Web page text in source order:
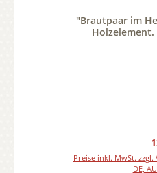
"Brautpaar im
Preise inkl. MwSt.
DE,